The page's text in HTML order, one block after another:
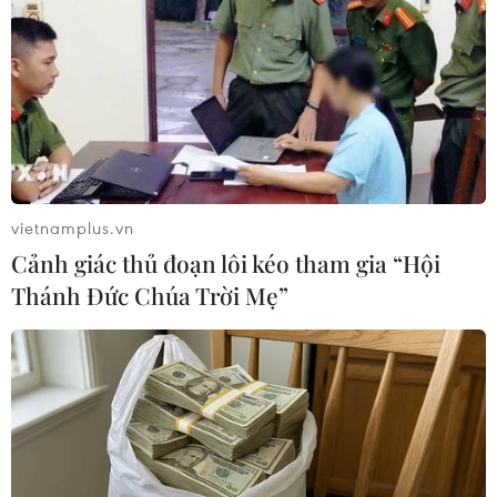
#cắt giảm ngân sách chi tiêu công
Mỹ
Theo dõi VietnamPlus
TIN LIÊN QUAN
vietnamplus.vn
Cảnh giác thủ đoạn lôi kéo tham gia “Hội
Thánh Đức Chúa Trời Mẹ”